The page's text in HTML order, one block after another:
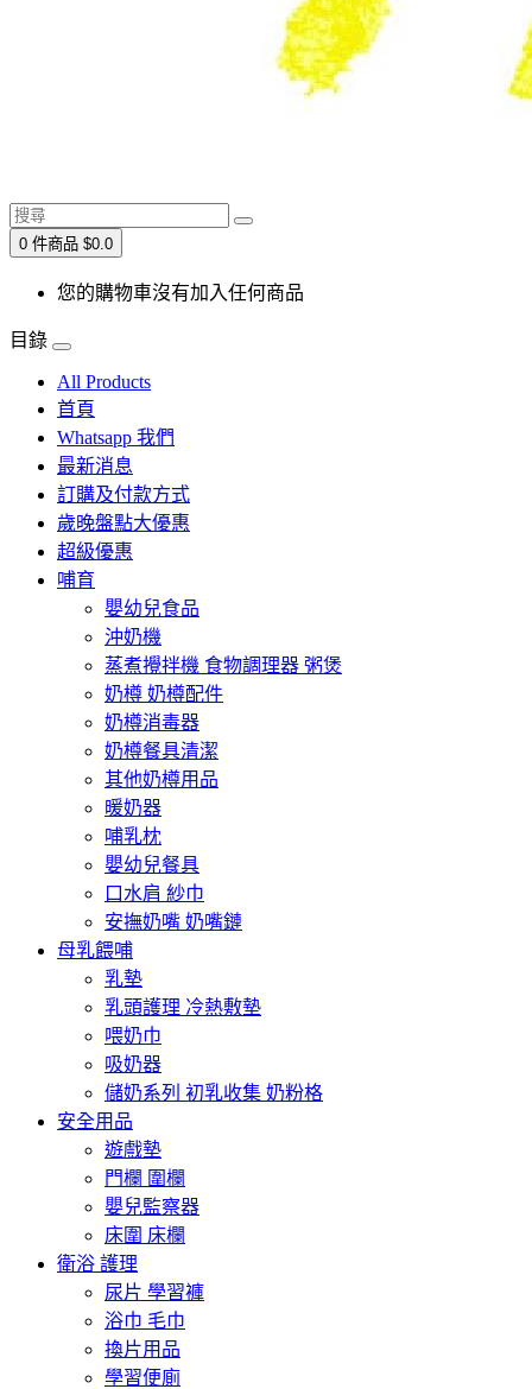
0 件商品 $0.0
您的購物車沒有加入任何商品
目錄
All Products
首頁
Whatsapp 我們
最新消息
訂購及付款方式
歲晚盤點大優惠
超級優惠
哺育
嬰幼兒食品
沖奶機
蒸煮攪拌機 食物調理器 粥煲
奶樽 奶樽配件
奶樽消毒器
奶樽餐具清潔
其他奶樽用品
暖奶器
哺乳枕
嬰幼兒餐具
口水肩 紗巾
安撫奶嘴 奶嘴鏈
母乳餵哺
乳墊
乳頭護理 冷熱敷墊
喂奶巾
吸奶器
儲奶系列 初乳收集 奶粉格
安全用品
遊戲墊
門欄 圍欄
嬰兒監察器
床圍 床欄
衛浴 護理
尿片 學習褲
浴巾 毛巾
換片用品
學習便廁